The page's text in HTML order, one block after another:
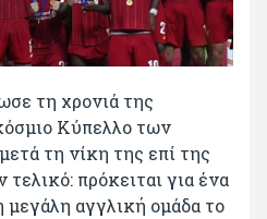
τη χρονιά της
Κύπελλο των
τη νίκη της επί της
πρόκειται για ένα
μεγάλη αγγλική ομάδα το